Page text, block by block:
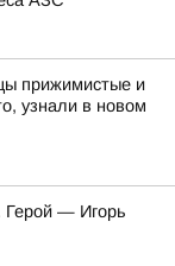
прижимистые и
узнали в новом
Герой — Игорь